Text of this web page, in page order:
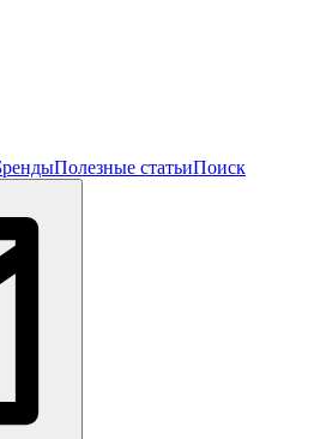
Полезные статьиПоиск